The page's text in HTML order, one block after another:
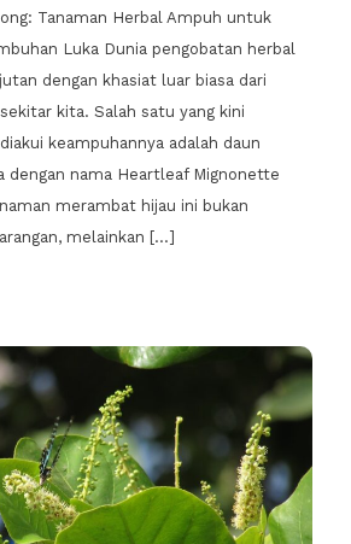
Tanaman Herbal Ampuh untuk
Luka Dunia pengobatan herbal
dengan khasiat luar biasa dari
kita. Salah satu yang kini
keampuhannya adalah daun
dengan nama Heartleaf Mignonette
merambat hijau ini bukan
melainkan […]